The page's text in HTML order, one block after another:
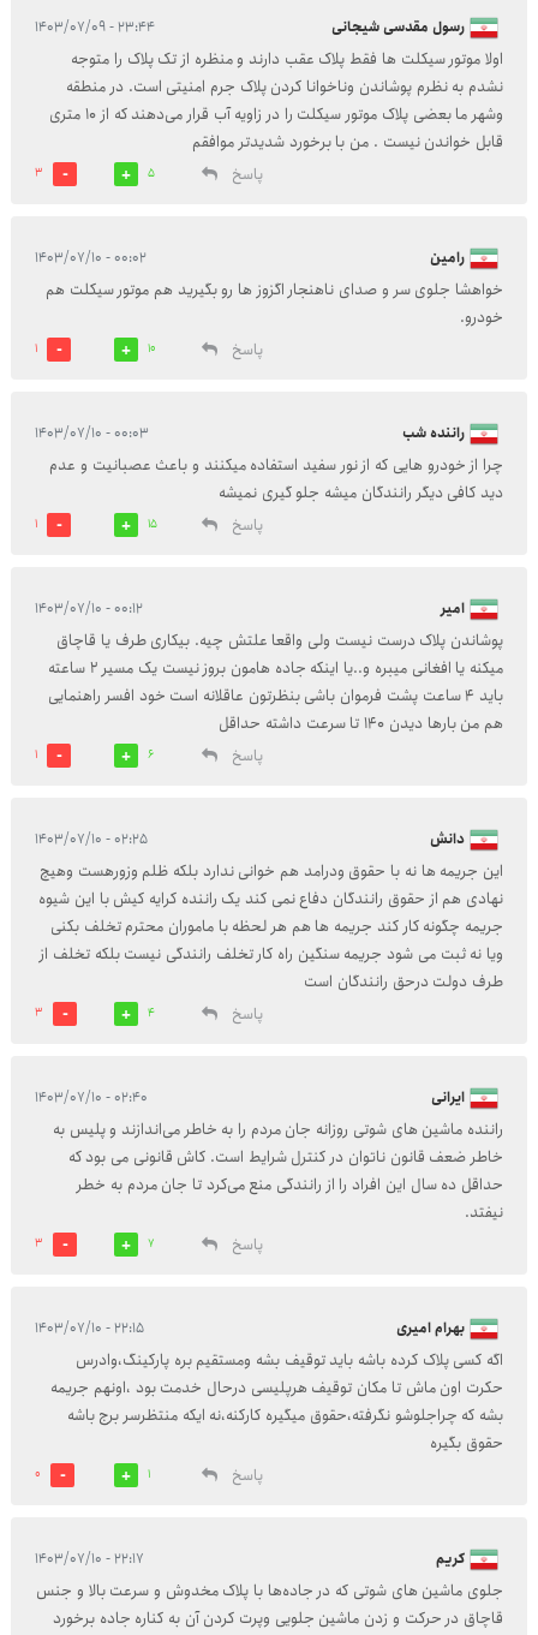
رسول مقدسی شیجانی ۲۳:۴۴ - ۱۴۰۳/۰۷/۰۹
اولا موتور سیکلت ها فقط پلاک عقب دارند و منظره از تک پلاک را متوجه
نشدم به نظرم پوشاندن وناخوانا کردن پلاک جرم امنیتی است. در منطقه
وشهر ما بعضی پلاک موتور سیکلت را در زاویه آب قرار می‌دهند که از ۱۰ متری
قابل خواندن نیست . من با برخورد شدیدتر موافقم
پاسخ
5
3
رامین ۰۰:۰۲ - ۱۴۰۳/۰۷/۱۰
خواهشا جلوی سر و صدای ناهنجار اگزوز ها رو بگیرید هم موتور سیکلت هم
خودرو.
پاسخ
10
1
راننده شب ۰۰:۰۳ - ۱۴۰۳/۰۷/۱۰
چرا از خودرو هایی که از نور سفید استفاده میکنند و باعث عصبانیت و عدم
دید کافی دیگر رانندگان میشه جلو گیری نمیشه
پاسخ
15
1
امیر ۰۰:۱۲ - ۱۴۰۳/۰۷/۱۰
پوشاندن پلاک درست نیست ولی واقعا علتش چیه. بیکاری طرف یا قاچاق
میکنه یا افغانی میبره و..یا اینکه جاده هامون بروز نیست یک مسیر ۲ ساعته
باید ۴ ساعت پشت فرموان باشی بنظرتون عاقلانه است خود افسر راهنمایی
هم من بارها دیدن ۱۴۰ تا سرعت داشته حداقل
پاسخ
6
1
دانش ۰۲:۲۵ - ۱۴۰۳/۰۷/۱۰
این جریمه ها نه با حقوق ودرامد هم خوانی ندارد بلکه ظلم وزورهست وهیچ
نهادی هم از حقوق رانندگان دفاع نمی کند یک راننده کرایه کیش با این شیوه
جریمه چگونه کار کند جریمه ها هم هر لحظه با ماموران محترم تخلف بکنی
ویا نه ثبت می شود جریمه سنگین راه کار تخلف رانندگی نیست بلکه تخلف از
طرف دولت درحق رانندگان است
پاسخ
4
3
ایرانی ۰۲:۴۰ - ۱۴۰۳/۰۷/۱۰
راننده ماشین های شوتی روزانه جان مردم را به خاطر می‌اندازند و پلیس به
خاطر ضعف قانون ناتوان در کنترل شرایط است. کاش قانونی می بود که
حداقل ده سال این افراد را از رانندگی منع می‌کرد تا جان مردم به خطر
نیفتد.
پاسخ
7
3
بهرام امیری ۲۲:۱۵ - ۱۴۰۳/۰۷/۱۰
اگه کسی پلاک کرده باشه باید توقیف بشه ومستقیم بره پارکینگ،وادرس
حکرت اون ماش تا مکان توقیف هرپلیسی درحال خدمت بود ،اونهم جریمه
بشه که چراجلوشو نگرفته،حقوق میگیره کارکنه،نه ایکه منتظرسر برج باشه
حقوق بگیره
پاسخ
1
0
کریم ۲۲:۱۷ - ۱۴۰۳/۰۷/۱۰
جلوی ماشین های شوتی که در جاده‌ها با پلاک مخدوش و سرعت بالا و جنس
قاچاق در حرکت و زدن ماشین جلویی وپرت کردن آن به کناره جاده برخورد